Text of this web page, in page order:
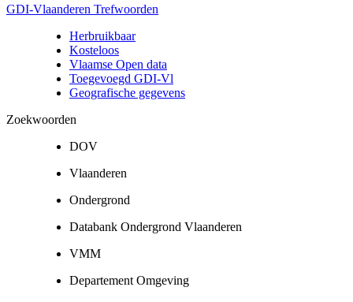
GDI-Vlaanderen Trefwoorden
Herbruikbaar
Kosteloos
Vlaamse Open data
Toegevoegd GDI-Vl
Geografische gegevens
Zoekwoorden
DOV
Vlaanderen
Ondergrond
Databank Ondergrond Vlaanderen
VMM
Departement Omgeving